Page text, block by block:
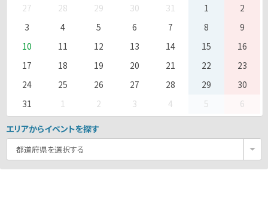
27 28 29 30 31 1
2
3
4 5 6 7 8
9
10
11 12 13 14 15
16
17
18 19 20 21 22
23
24
25 26 27 28 29
30
31
1 2 3 4 5 6
エリアからイベントを探す